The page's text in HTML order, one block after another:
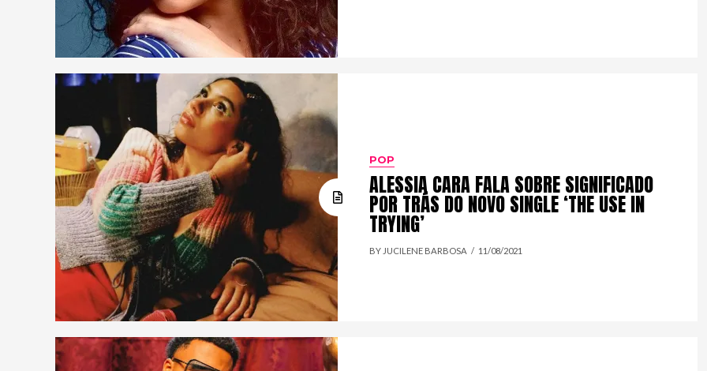
POP
ALESSIA CARA FALA SOBRE SIGNIFICADO
POR TRÁS DO NOVO SINGLE ‘THE USE IN
TRYING’
BY JUCILENE BARBOSA 11/08/2021